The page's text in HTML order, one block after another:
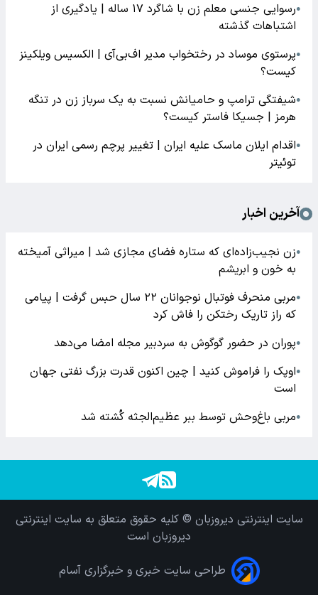
●
رسوایی جنسی معلم زن با شاگرد ۱۷ ساله | یادگیری از
اشتباهات گذشته
●پرستوی موساد در رختخواب مدیر اف‌بی‌آی | الکسیس ویلکینز
کیست؟
●شیفتگی ترامپ و حامیانش نسبت به یک سرباز زن در تنگه
هرمز | جسیکا فاستر کیست؟
●اقدام ایلان ماسک علیه ایران | تغییر پرچم رسمی ایران در
توئیتر
آخرین اخبار
●زن نجیب‌زاده‌ای که ستاره فضای مجازی شد | میراثی آمیخته
به خون و ابریشم
●
مربی منحرف فوتبال نوجوانان ۲۲ سال حبس گرفت | پیامی
که راز تاریک رختکن را فاش کرد
●پوران در حضور گوگوش به سردبیر مجله امضا می‌دهد
●اوپک را فراموش کنید | چین اکنون قدرت بزرگ نفتی جهان
است
●مربی باغ‌وحش توسط ببر عظیم‌الجثه کُشته شد
سایت اینترنتی دیروزبان © کلیه حقوق متعلق به سایت اینترنتی
دیروزبان است
طراحی سایت خبری و خبرگزاری آسام